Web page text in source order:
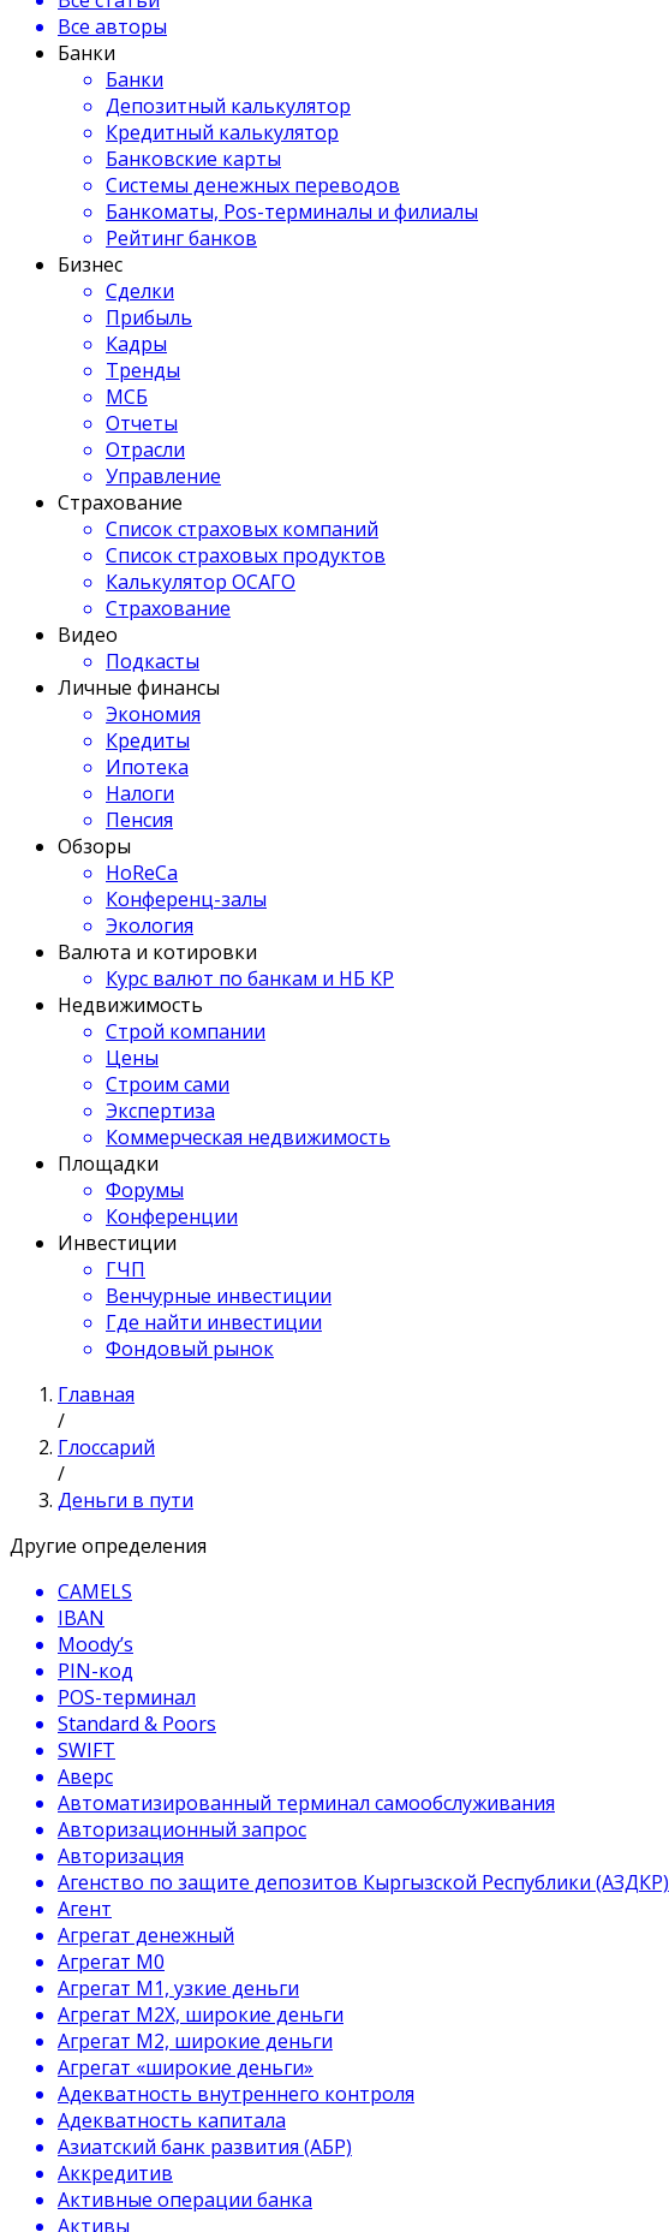
Все авторы
Банки
Банки
Депозитный калькулятор
Кредитный калькулятор
Банковские карты
Системы денежных переводов
Банкоматы, Pos-терминалы и филиалы
Рейтинг банков
Бизнес
Сделки
Прибыль
Кадры
Тренды
МСБ
Отчеты
Отрасли
Управление
Страхование
Список страховых компаний
Список страховых продуктов
Калькулятор ОСАГО
Страхование
Видео
Подкасты
Личные финансы
Экономия
Кредиты
Ипотека
Налоги
Пенсия
Обзоры
HoReCa
Конференц-залы
Экология
Валюта и котировки
Курс валют по банкам и НБ КР
Недвижимость
Строй компании
Цены
Строим сами
Экспертиза
Коммерческая недвижимость
Площадки
Форумы
Конференции
Инвестиции
ГЧП
Венчурные инвестиции
Где найти инвестиции
Фондовый рынок
Главная
/
Глоссарий
/
Деньги в пути
Другие определения
CAMELS
IBAN
Moody’s
PIN-код
POS-терминал
Standard & Poors
SWIFT
Аверс
Автоматизированный терминал самообслуживания
Авторизационный запрос
Авторизация
Агенство по защите депозитов Кыргызской Республики (АЗДКР)
Агент
Агрегат денежный
Агрегат М0
Агрегат М1, узкие деньги
Агрегат М2Х, широкие деньги
Агрегат М2, широкие деньги
Агрегат «широкие деньги»
Адекватность внутреннего контроля
Адекватность капитала
Азиатский банк развития (АБР)
Аккредитив
Активные операции банка
Активы